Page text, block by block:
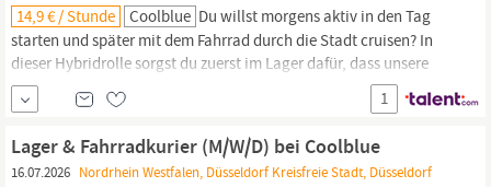
14,9 € / Stunde Coolblue Du willst morgens aktiv in den Tag
starten und später mit dem Fahrrad durch die Stadt cruisen? In
dieser Hybridrolle sorgst du zuerst im Lager dafür, dass unsere
blauen Lieferwagen startklar sind – und anschließend begeisterst
du unsere Kund innen als
Du lieferst mit dem
Fahrrad Pakete aus, begeisterst Kund innen mit deinem Service
und...
1
Lager & Fahrradkurier (M/W/D) bei Coolblue
16.07.2026 Nordrhein Westfalen, Düsseldorf Kreisfreie Stadt, Düsseldorf